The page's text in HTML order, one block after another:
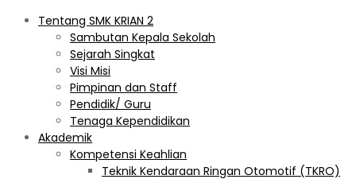
Tentang SMK KRIAN 2
Sambutan Kepala Sekolah
Sejarah Singkat
Visi Misi
Pimpinan dan Staff
Pendidik/ Guru
Tenaga Kependidikan
Akademik
Kompetensi Keahlian
Teknik Kendaraan Ringan Otomotif (TKRO)